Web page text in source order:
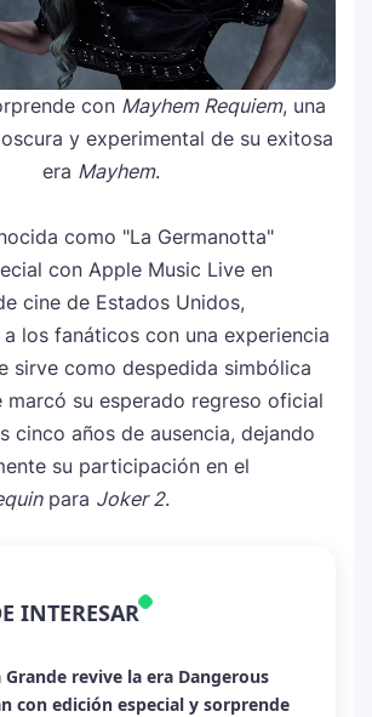
con Mayhem Requiem, una
y experimental de su exitosa
era Mayhem.
como "La Germanotta"
con Apple Music Live en
cine de Estados Unidos,
los fanáticos con una experiencia
sirve como despedida simbólica
marcó su esperado regreso oficial
cinco años de ausencia, dejando
su participación en el
para Joker 2.
INTERESAR
en un himno para Puerto Rico
Grande revive la era Dangerous
con edición especial y sorprende